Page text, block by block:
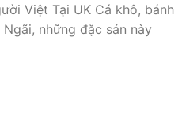
Việt Tại UK Cá khô, bánh
những đặc sản này